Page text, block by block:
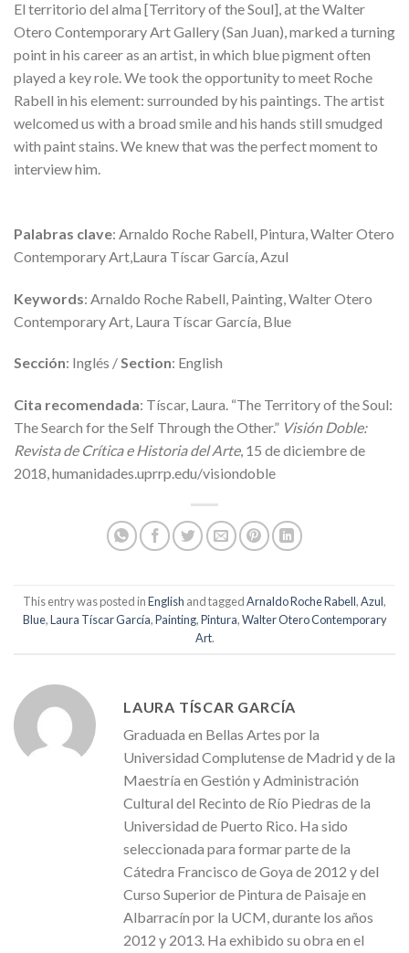
El territorio del alma [Territory of the Soul], at the Walter
Otero Contemporary Art Gallery (San Juan), marked a turning
point in his career as an artist, in which blue pigment often
played a key role. We took the opportunity to meet Roche
Rabell in his element: surrounded by his paintings. The artist
welcomed us with a broad smile and his hands still smudged
with paint stains. We knew that was the perfect moment to
interview him.
Palabras clave: Arnaldo Roche Rabell, Pintura, Walter Otero
Contemporary Art,Laura Tíscar García, Azul
Keywords: Arnaldo Roche Rabell, Painting, Walter Otero
Contemporary Art, Laura Tíscar García, Blue
Sección: Inglés /Section: English
Cita recomendada: Tíscar, Laura. “The Territory of the Soul:
The Search for the Self Through the Other.” Visión Doble:
Revista de Crítica e Historia del Arte, 15 de diciembre de
2018, humanidades.uprrp.edu/visiondoble
This entry was posted inEnglish and taggedArnaldo Roche Rabell,Azul,
Blue,Laura Tíscar García,Painting,Pintura,Walter Otero Contemporary
Art.
LAURA TÍSCAR GARCÍA
Graduada en Bellas Artes por la
Universidad Complutense de Madrid y de la
Maestría en Gestión y Administración
Cultural del Recinto de Río Piedras de la
Universidad de Puerto Rico. Ha sido
seleccionada para formar parte de la
Cátedra Francisco de Goya de 2012 y del
Curso Superior de Pintura de Paisaje en
Albarracín por la UCM, durante los años
2012 y 2013. Ha exhibido su obra en el